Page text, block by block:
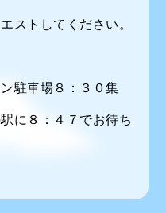
ストしてください。
駐車場８：３０集
に８：４７でお待ち